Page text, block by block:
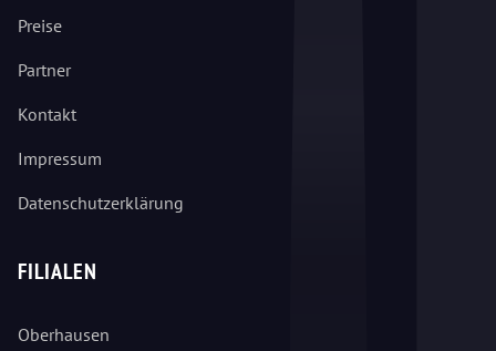
Preise
Partner
Kontakt
Impressum
Datenschutzerklärung
FILIALEN
Oberhausen